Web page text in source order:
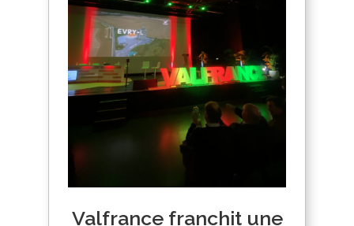
Valfrance franchit une